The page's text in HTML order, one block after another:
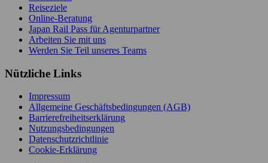
Reiseziele
Online-Beratung
Japan Rail Pass für Agenturpartner
Arbeiten Sie mit uns
Werden Sie Teil unseres Teams
Nützliche Links
Impressum
Allgemeine Geschäftsbedingungen (AGB)
Barrierefreiheitserklärung
Nutzungsbedingungen
Datenschutzrichtlinie
Cookie-Erklärung